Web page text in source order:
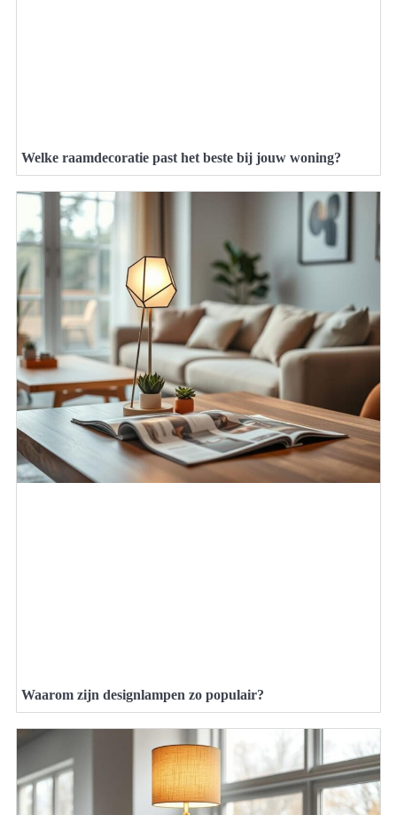
Welke raamdecoratie past het beste bij jouw woning?
Waarom zijn designlampen zo populair?